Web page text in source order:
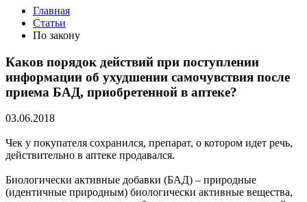
Главная
Статьи
По закону
Каков порядок действий при поступлении
информации об ухудшении самочувствия после
приема БАД, приобретенной в аптеке?
03.06.2018
Чек у покупателя сохранился, препарат, о котором идет речь,
действительно в аптеке продавался.
Биологически активные добавки (БАД) – природные
(идентичные природным) биологически активные вещества,